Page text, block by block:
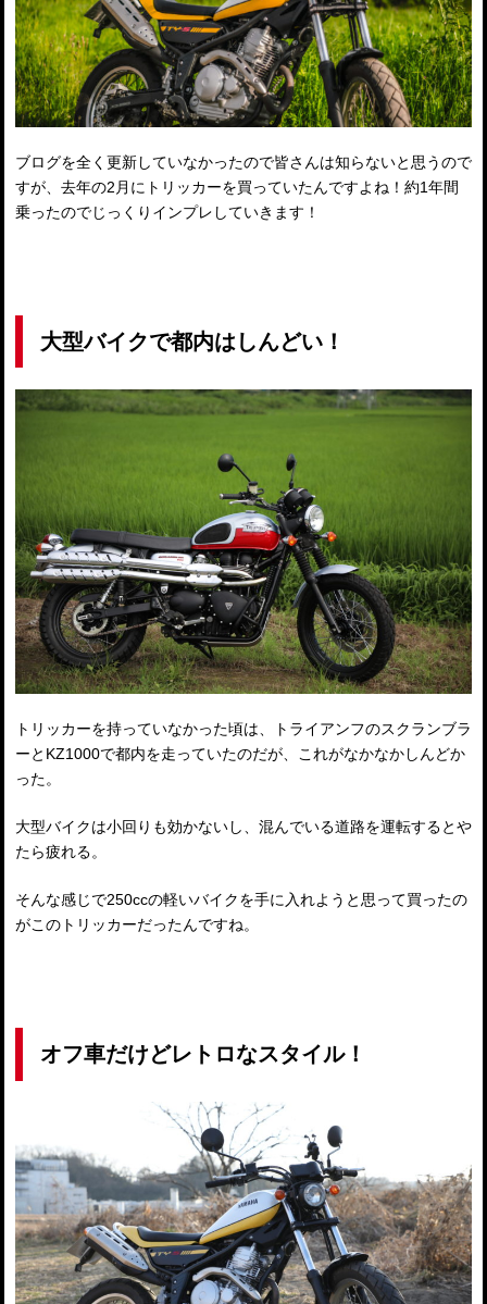
ブログを全く更新していなかったので皆さんは知らないと思うので
すが、去年の2月にトリッカーを買っていたんですよね！約1年間
乗ったのでじっくりインプレしていきます！
大型バイクで都内はしんどい！
トリッカーを持っていなかった頃は、トライアンフのスクランブラ
ーとKZ1000で都内を走っていたのだが、これがなかなかしんどか
った。
大型バイクは小回りも効かないし、混んでいる道路を運転するとや
たら疲れる。
そんな感じで250ccの軽いバイクを手に入れようと思って買ったの
がこのトリッカーだったんですね。
オフ車だけどレトロなスタイル！